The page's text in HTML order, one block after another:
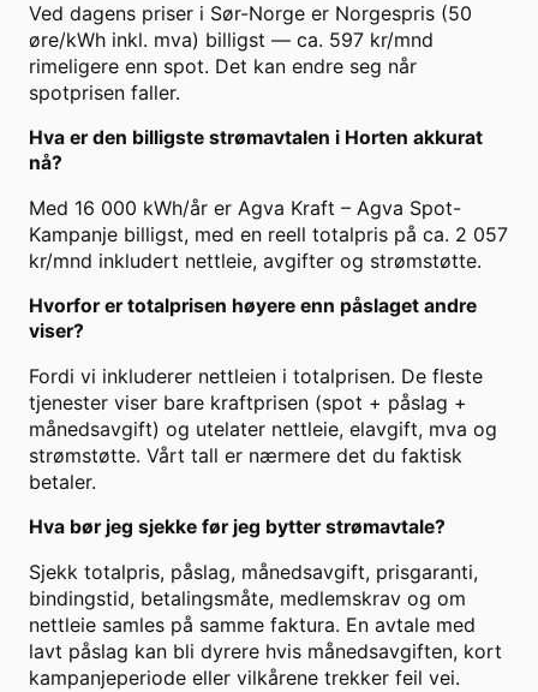
Ved dagens priser i Sør-Norge er Norgespris (50
øre/kWh inkl. mva) billigst — ca. 597 kr/mnd
rimeligere enn spot. Det kan endre seg når
spotprisen faller.
Hva er den billigste strømavtalen i Horten akkurat
nå?
Med 16 000 kWh/år er Agva Kraft – Agva Spot-
Kampanje billigst, med en reell totalpris på ca. 2 057
kr/mnd inkludert nettleie, avgifter og strømstøtte.
Hvorfor er totalprisen høyere enn påslaget andre
viser?
Fordi vi inkluderer nettleien i totalprisen. De fleste
tjenester viser bare kraftprisen (spot + påslag +
månedsavgift) og utelater nettleie, elavgift, mva og
strømstøtte. Vårt tall er nærmere det du faktisk
betaler.
Hva bør jeg sjekke før jeg bytter strømavtale?
Sjekk totalpris, påslag, månedsavgift, prisgaranti,
bindingstid, betalingsmåte, medlemskrav og om
nettleie samles på samme faktura. En avtale med
lavt påslag kan bli dyrere hvis månedsavgiften, kort
kampanjeperiode eller vilkårene trekker feil vei.